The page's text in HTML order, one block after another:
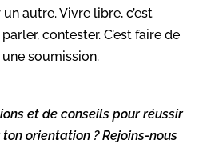
autre. Vivre libre, c’est
contester. C’est faire de
soumission.
et de conseils pour réussir
orientation ? Rejoins-nous